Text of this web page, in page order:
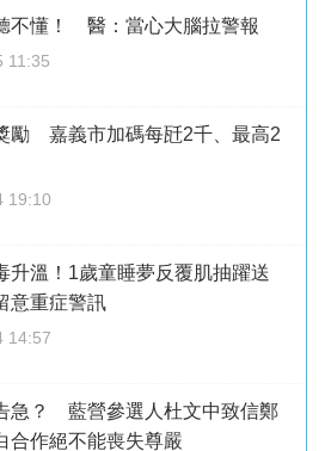
不懂！ 醫：當心大腦拉警報
11:35
勵 嘉義市加碼每瓩2千、最高2
19:10
升溫！1歲童睡夢反覆肌抽躍送
重症警訊
14:57
急？ 藍營參選人杜文中致信鄭
合作絕不能喪失尊嚴